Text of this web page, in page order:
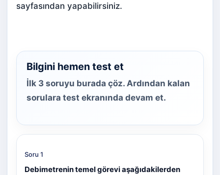
sayfasından yapabilirsiniz.
Bilgini hemen test et
İlk 3 soruyu burada çöz. Ardından kalan
sorulara test ekranında devam et.
Soru 1
Debimetrenin temel görevi aşağıdakilerden